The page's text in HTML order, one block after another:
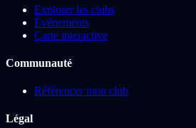
Explorer les clubs
Événements
Carte interactive
Communauté
Référencer mon club
Légal